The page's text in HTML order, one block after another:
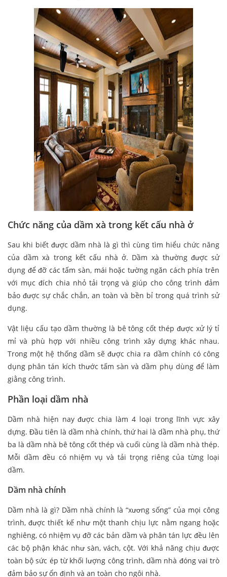
Chức năng của dầm xà trong kết cấu nhà ở
Sau khi biết được dầm nhà là gì thì cùng tìm hiểu chức năng
của dầm xà trong kết cấu nhà ở. Dầm xà thường được sử
dụng để đỡ các tấm sàn, mái hoặc tường ngăn cách phía trên
với mục đích chia nhỏ tải trọng và giúp cho công trình đảm
bảo được sự chắc chắn, an toàn và bền bỉ trong quá trình sử
dụng.
Vật liệu cấu tạo dầm thường là bê tông cốt thép được xử lý tỉ
mỉ và phù hợp với nhiều công trình xây dựng khác nhau.
Trong một hệ thống dầm sẽ được chia ra dầm chính có công
dụng phân tán kích thước tấm sàn và dầm phụ dùng để làm
giằng công trình.
Phần loại dầm nhà
Dầm nhà hiện nay được chia làm 4 loại trong lĩnh vực xây
dựng. Đầu tiên là dầm nhà chính, thứ hai là dầm nhà phụ, thứ
ba là dầm nhà bê tông cốt thép và cuối cùng là dầm nhà thép.
Mỗi dầm đều có nhiệm vụ và tải trọng riêng của từng loại
dầm.
Dầm nhà chính
Dầm nhà là gì? Dầm nhà chính là “xương sống” của mọi công
trình, được thiết kế như một thanh chịu lực nằm ngang hoặc
nghiêng, có nhiệm vụ đỡ các bản dầm và phân tán lực đều lên
các bộ phận khác như sàn, vách, cột. Với khả năng chịu được
toàn bộ sức ép từ khối lượng công trình, dầm nhà đóng vai trò
đảm bảo sự ổn định và an toàn cho ngôi nhà.